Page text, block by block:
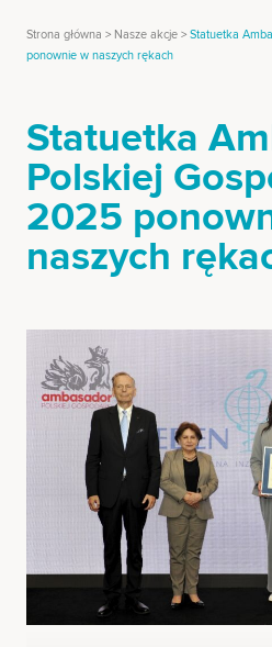
Strona główna > Nasze akcje > Statuetka
ponownie w naszych rękach
Statuetka
Polskiej
2025
naszych